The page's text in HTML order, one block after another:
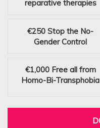
reparative therapies
€250 Stop the No-
Gender Control
€1,000 Free all from
Homo-Bi-Transphobia